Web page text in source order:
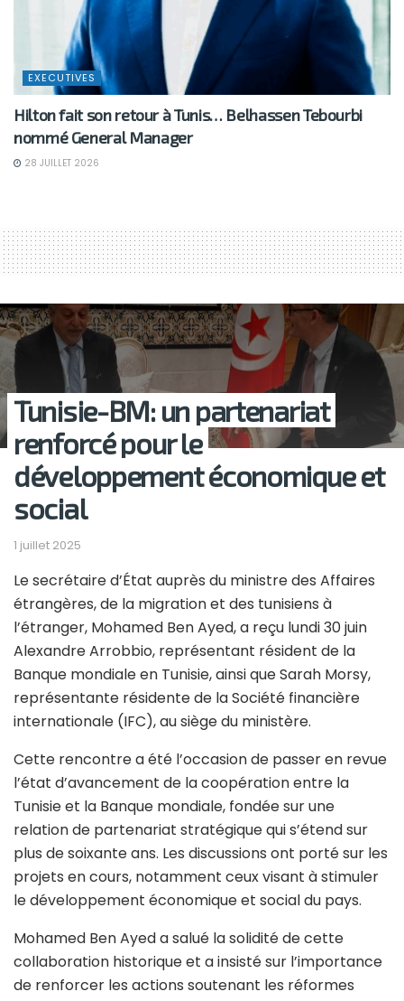
EXECUTIVES
Hilton fait son retour à Tunis… Belhassen Tebourbi
nommé General Manager
28 JUILLET 2026
Tunisie-BM: un partenariat
renforcé pour le
développement économique et
social
1 juillet 2025
Le secrétaire d’État auprès du ministre des Affaires
étrangères, de la migration et des tunisiens à
l’étranger, Mohamed Ben Ayed, a reçu lundi 30 juin
Alexandre Arrobbio, représentant résident de la
Banque mondiale en Tunisie, ainsi que Sarah Morsy,
représentante résidente de la Société financière
internationale (IFC), au siège du ministère.
Cette rencontre a été l’occasion de passer en revue
l’état d’avancement de la coopération entre la
Tunisie et la Banque mondiale, fondée sur une
relation de partenariat stratégique qui s’étend sur
plus de soixante ans. Les discussions ont porté sur les
projets en cours, notamment ceux visant à stimuler
le développement économique et social du pays.
Mohamed Ben Ayed a salué la solidité de cette
collaboration historique et a insisté sur l’importance
de renforcer les actions soutenant les réformes